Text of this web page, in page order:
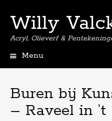
Willy
Acryl, Olieverf &
Menu
inhoud
Buren bij
– Raveel in